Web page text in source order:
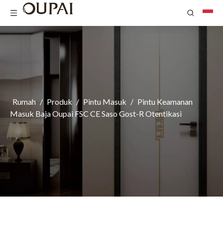
Rumah / Produk / Pintu Masuk / Pintu Keamanan
Masuk Baja Oupai FSC CE Saso Gost-R Otentikasi